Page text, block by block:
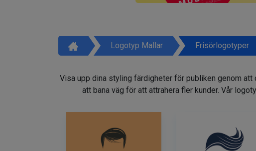
Logotyp Mallar Frisörlogotyper
Visa upp dina styling färdigheter för publiken genom
att bana väg för att attrahera fler kunder. Vår